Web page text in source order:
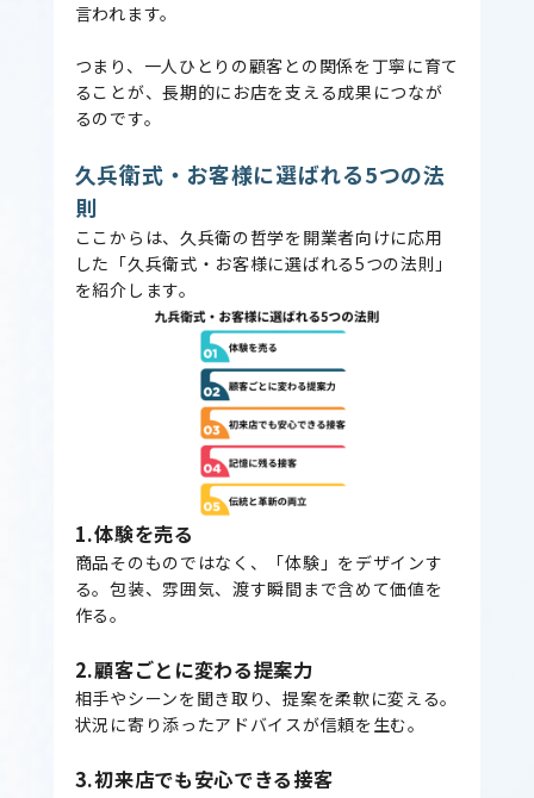
言われます。
つまり、一人ひとりの顧客との関係を丁寧に育て
ることが、長期的にお店を支える成果につなが
るのです。
久兵衛式・お客様に選ばれる5つの法
則
ここからは、久兵衛の哲学を開業者向けに応用
した「久兵衛式・お客様に選ばれる5つの法則」
を紹介します。
1.体験を売る
商品そのものではなく、「体験」をデザインす
る。包装、雰囲気、渡す瞬間まで含めて価値を
作る。
2.顧客ごとに変わる提案力
相手やシーンを聞き取り、提案を柔軟に変える。
状況に寄り添ったアドバイスが信頼を生む。
3.初来店でも安心できる接客